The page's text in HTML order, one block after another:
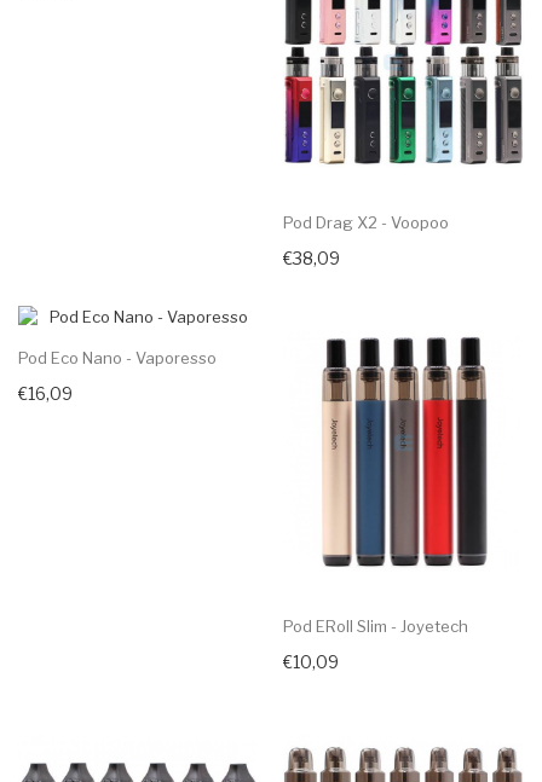
Pod Drag X2 - Voopoo
€38,09
Pod Eco Nano - Vaporesso
€16,09
Pod ERoll Slim - Joyetech
€10,09